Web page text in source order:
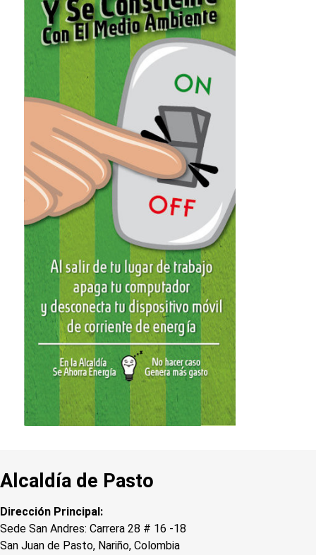
Alcaldía de Pasto
Dirección Principal:
Sede San Andres: Carrera 28 # 16 -18
San Juan de Pasto, Nariño, Colombia